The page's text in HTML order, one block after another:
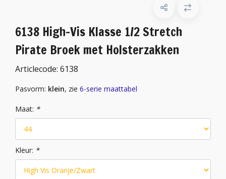
6138 High-Vis Klasse 1/2 Stretch
Pirate Broek met Holsterzakken
Articlecode: 6138
Pasvorm: klein, zie 6-serie maattabel
Maat: *
Kleur: *